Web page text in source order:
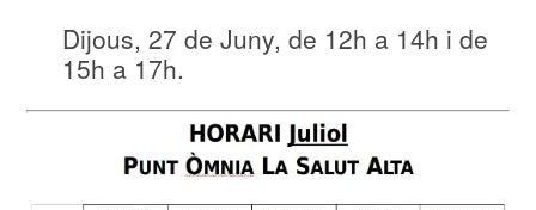
Dijous, 27 de Juny, de 12h a 14h i de
15h a 17h.